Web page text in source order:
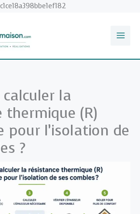
la
thermique (R)
pour l’isolation de
?